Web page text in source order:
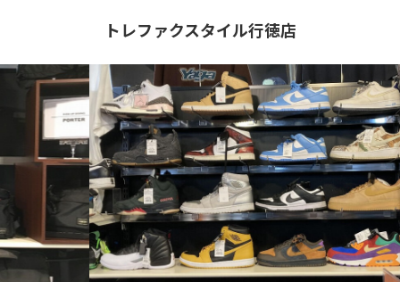
2020(289)
2019(574)
2018(327)
トレファクスタイル行徳店